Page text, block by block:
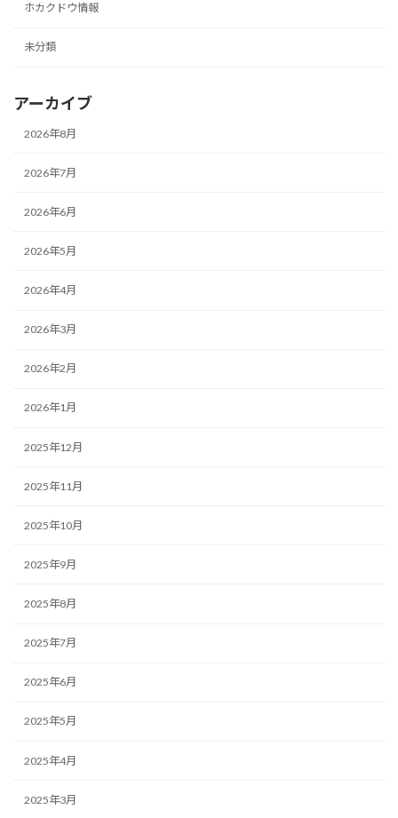
ホカクドウ情報
未分類
アーカイブ
2026年8月
2026年7月
2026年6月
2026年5月
2026年4月
2026年3月
2026年2月
2026年1月
2025年12月
2025年11月
2025年10月
2025年9月
2025年8月
2025年7月
2025年6月
2025年5月
2025年4月
2025年3月